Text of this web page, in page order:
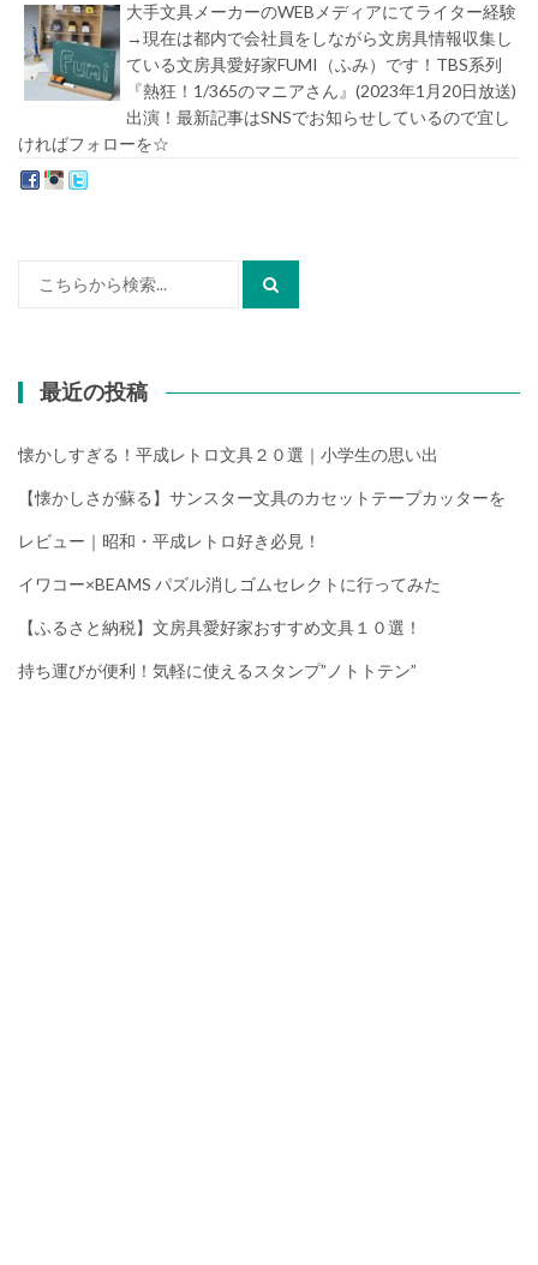
大手文具メーカーのWEBメディアにてライター経験
→現在は都内で会社員をしながら文房具情報収集し
ている文房具愛好家FUMI（ふみ）です！TBS系列
『熱狂！1/365のマニアさん』(2023年1月20日放送)
出演！最新記事はSNSでお知らせしているので宜し
ければフォローを☆
最近の投稿
懐かしすぎる！平成レトロ文具２０選｜小学生の思い出
【懐かしさが蘇る】サンスター文具のカセットテープカッターを
レビュー｜昭和・平成レトロ好き必見！
イワコー×BEAMS パズル消しゴムセレクトに行ってみた
【ふるさと納税】文房具愛好家おすすめ文具１０選！
持ち運びが便利！気軽に使えるスタンプ”ノトトテン”